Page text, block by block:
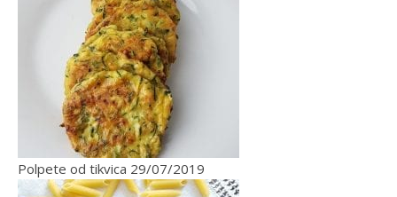
Polpete od tikvica 29/07/2019